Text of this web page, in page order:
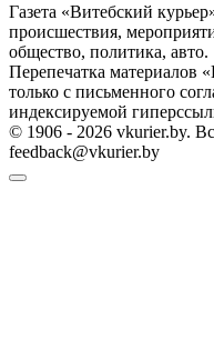
Газета «Витебский
происшествия,
общество, политика, авто.
Перепечатка материалов
только с письменного
индексируемой
© 1906 - 2026 vkurier.by.
feedback@vkurier.by